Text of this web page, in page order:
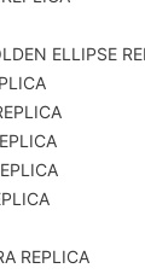
ELLIPSE
REPLICA